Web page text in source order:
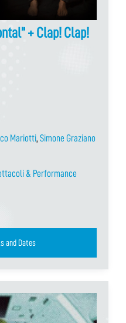
+ Clap! Clap!
Mariotti, Simone Graziano
& Performance
and Dates